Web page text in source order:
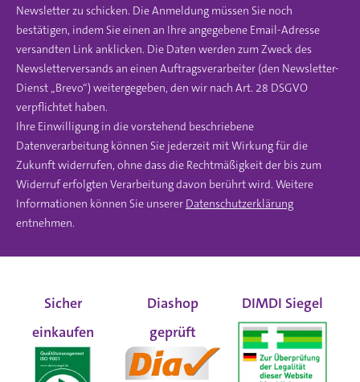
Newsletter zu schicken. Die Anmeldung müssen Sie noch
bestätigen, indem Sie einen an Ihre angegebene Email-Adresse
versandten Link anklicken. Die Daten werden zum Zweck des
Newsletterversands an einen Auftragsverarbeiter (den Newsletter-
Dienst „Brevo“) weitergegeben, den wir nach Art. 28 DSGVO
verpflichtet haben.
Ihre Einwilligung in die vorstehend beschriebene
Datenverarbeitung können Sie jederzeit mit Wirkung für die
Zukunft widerrufen, ohne dass die Rechtmäßigkeit der bis zum
Widerruf erfolgten Verarbeitung davon berührt wird. Weitere
Informationen können Sie unserer Datenschutzerklärung
entnehmen.
Sicher
einkaufen
Diashop
geprüft
DIMDI Siegel